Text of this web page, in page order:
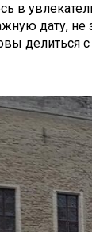
в
дату, не
делиться